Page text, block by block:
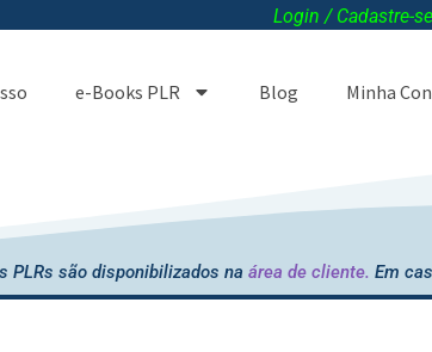
Login / Cadastre-
e-Books PLR Blog Minha
PLRs são disponibilizados na área de cliente. Em